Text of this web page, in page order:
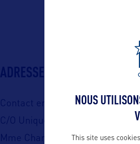
ADRESSES
Contact en France :
C/O Unique Consulting
Mme Charlotte Bonis
NOUS
This site uses